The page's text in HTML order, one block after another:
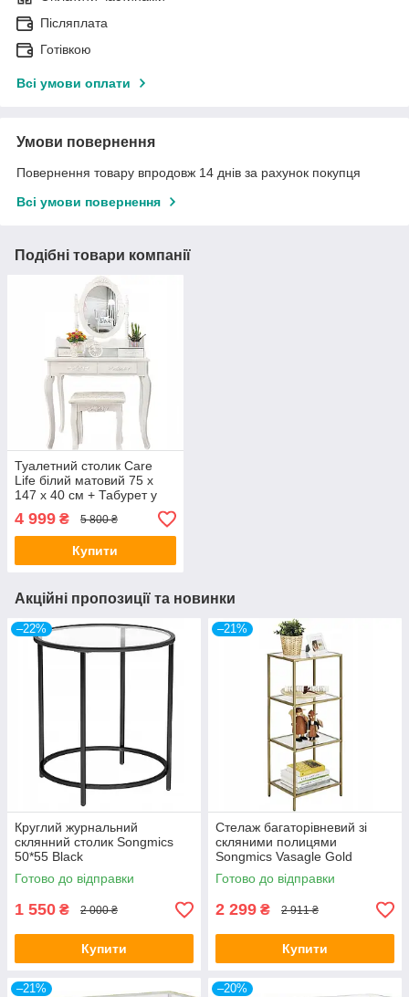
Післяплата
Готівкою
Всі умови оплати
Умови повернення
Повернення товару впродовж 14 днів за рахунок покупця
Всі умови повернення
Подібні товари компанії
Туалетний столик Care
Life білий матовий 75 x
147 x 40 см + Табурет у
комплекті
4 999 ₴ 5 800 ₴
Купити
Акційні пропозиції та новинки
–22%
Круглий журнальний
склянний столик Songmics
50*55 Black
Готово до відправки
1 550 ₴ 2 000 ₴
Купити
–21%
Стелаж багаторівневий зі
скляними полицями
Songmics Vasagle Gold
Готово до відправки
2 299 ₴ 2 911 ₴
Купити
–21% –20%